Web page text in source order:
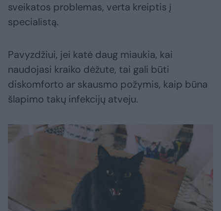
sveikatos problemas, verta kreiptis į
specialistą.
Pavyzdžiui, jei katė daug miaukia, kai
naudojasi kraiko dėžute, tai gali būti
diskomforto ar skausmo požymis, kaip būna
šlapimo takų infekcijų atveju.